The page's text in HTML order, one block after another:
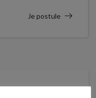
Je postule